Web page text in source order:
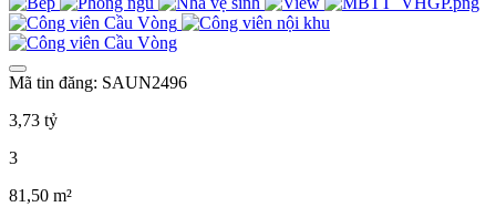
Mã tin đăng: SAUN2496
3,73 tỷ
3
81,50 m²